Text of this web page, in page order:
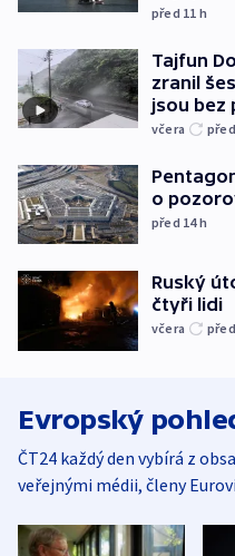
před 11 h
Tajfun
zranil
jsou bez
včera
o
před 14h
Ruský
čtyři lidi
včera
Evropský
ČT24 každý den vybírá z
veřejnými médii, členy